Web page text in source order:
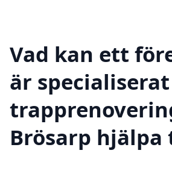
Vad kan ett
är
Brösarp hjälpa